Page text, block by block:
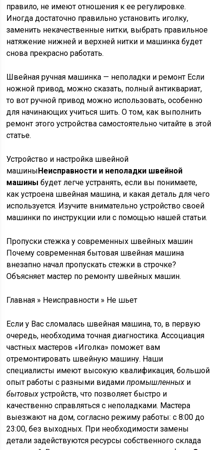
правило, не имеют отношения к ее регулировке.
Иногда достаточно правильно установить иголку,
заменить некачественные нитки, выбрать правильное
натяжение нижней и верхней нитки и машинка будет
снова прекрасно работать.
Швейная ручная машинка — неполадки и ремонт Если
ножной привод, можно сказать, полный антиквариат,
то вот ручной привод можно использовать, особенно
для начинающих учиться шить. О том, как выполнить
ремонт этого устройства самостоятельно читайте в этой
статье.
Устройство и настройка швейной
машиныНеисправности и неполадки швейной
машины будет легче устранять, если вы понимаете,
как устроена швейная машина, и какая деталь для чего
используется. Изучите внимательно устройство своей
машинки по инструкции или с помощью нашей статьи.
Пропуски стежка у современных швейных машин
Почему современная бытовая швейная машина
внезапно начал пропускать стежки в строчке?
Объясняет мастер по ремонту швейных машин.
Главная » Неисправности » Не шьет
Если у Вас сломалась швейная машина, то, в первую
очередь, необходима точная диагностика. Ассоциация
частных мастеров «Иголка» поможет вам
отремонтировать швейную машину. Наши
специалисты имеют высокую квалификация, большой
опыт работы с разными видамипромышленных и
бытовых устройств, что позволяет быстро и
качественно справляться с неполадками. Мастера
выезжают на дом, согласно режиму работы: с 8:00 до
23:00, без выходных. При необходимости замены
детали задействуются ресурсы собственного склада